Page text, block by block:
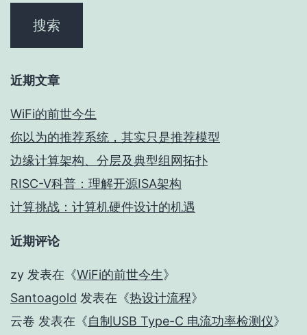
近期文章
WiFi的前世今生
你以为的推荐系统，其实只是推荐模型
边缘计算架构、分层及典型组网拓扑
RISC-V科普：理解开源ISA架构
计算挑战：计算机硬件设计的机遇
近期评论
zy 发表在《WiFi的前世今生》
Santoagold 发表在《热设计流程》
云卷 发表在《自制USB Type-C 电流功率检测仪》